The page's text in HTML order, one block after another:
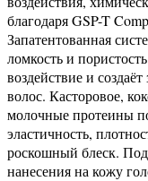
благодаря GSP-T
Запатентованная
ломкость и
воздействие и
волос. Касторовое,
молочные протеины
эластичность,
роскошный блеск.
нанесения на кожу